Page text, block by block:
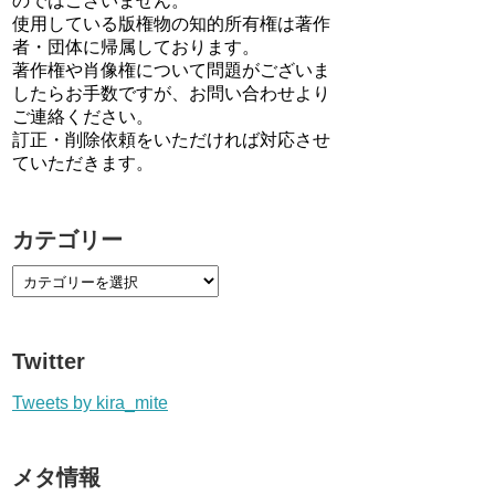
使用している版権物の知的所有権は著作
者・団体に帰属しております。
著作権や肖像権について問題がございま
したらお手数ですが、お問い合わせより
ご連絡ください。
訂正・削除依頼をいただければ対応させ
ていただきます。
カテゴリー
Twitter
Tweets by kira_mite
メタ情報